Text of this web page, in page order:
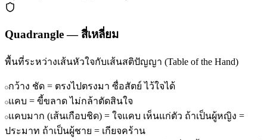
Quadrangle—สี่เหลี่ยม
พื้นที่ระหว่างเส้นหัวใจกับเส้นสติปัญญา (Table of the Hand)
กว้าง ชัด = ตรงไปตรงมา ซื่อสัตย์ ไว้ใจได้
แคบ = ขี้ขลาด ไม่กล้าตัดสินใจ
แคบมาก (เส้นเกือบชิด) = ใจแคบ เห็นแก่ตัว ถ้าเป็นผู้หญิง =
ประมาท ถ้าเป็นผู้ชาย = เกียจคร้าน